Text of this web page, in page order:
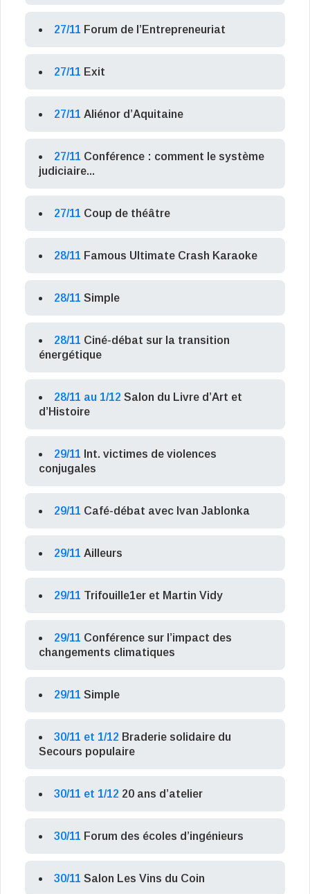
27/11 Forum de l’Entrepreneuriat
27/11 Exit
27/11 Aliénor d’Aquitaine
27/11 Conférence : comment le système
judiciaire...
27/11 Coup de théâtre
28/11 Famous Ultimate Crash Karaoke
28/11 Simple
28/11 Ciné-débat sur la transition
énergétique
28/11 au 1/12 Salon du Livre d’Art et
d’Histoire
29/11 Int. victimes de violences
conjugales
29/11 Café-débat avec Ivan Jablonka
29/11 Ailleurs
29/11 Trifouille1er et Martin Vidy
29/11 Conférence sur l’impact des
changements climatiques
29/11 Simple
30/11 et 1/12 Braderie solidaire du
Secours populaire
30/11 et 1/12 20 ans d’atelier
30/11 Forum des écoles d’ingénieurs
30/11 Salon Les Vins du Coin